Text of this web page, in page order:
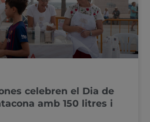
celebren el Dia de
amb 150 litres i